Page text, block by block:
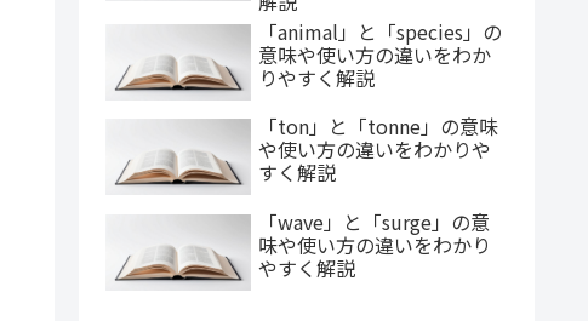
「animal」と「species」の
意味や使い方の違いをわか
りやすく解説
「ton」と「tonne」の意味
や使い方の違いをわかりや
すく解説
「wave」と「surge」の意
味や使い方の違いをわかり
やすく解説